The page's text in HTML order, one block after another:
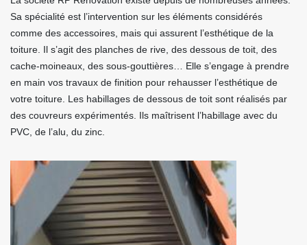
Sa spécialité est l’intervention sur les éléments considérés
comme des accessoires, mais qui assurent l’esthétique de la
toiture. Il s’agit des planches de rive, des dessous de toit, des
cache-moineaux, des sous-gouttières… Elle s’engage à prendre
en main vos travaux de finition pour rehausser l’esthétique de
votre toiture. Les habillages de dessous de toit sont réalisés par
des couvreurs expérimentés. Ils maîtrisent l’habillage avec du
PVC, de l’alu, du zinc.